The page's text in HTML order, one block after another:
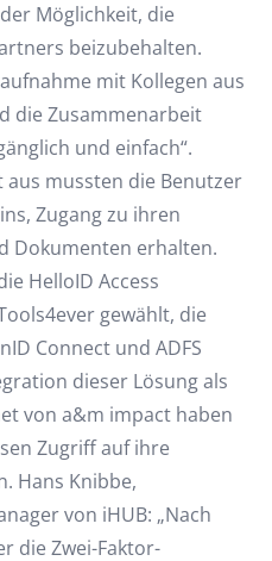
Möglichkeit, die
beizubehalten.
mit Kollegen aus
die Zusammenarbeit
und einfach“.
mussten die Benutzer
Zugang zu ihren
Dokumenten erhalten.
HelloID Access
gewählt, die
Connect und ADFS
dieser Lösung als
von a&m impact haben
Zugriff auf ihre
Hans Knibbe,
von iHUB: „Nach
die Zwei-Faktor-